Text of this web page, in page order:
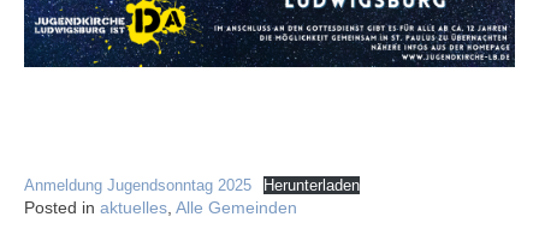
Anmeldung Jugendsonntag 2025
Herunterladen
Posted in aktuelles Alle Gemeinden